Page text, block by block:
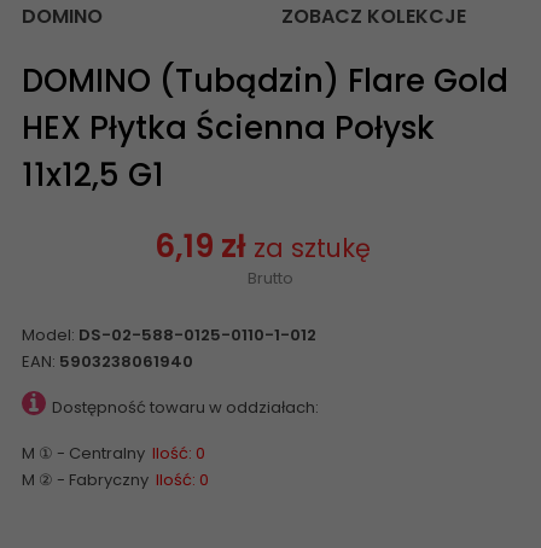
DOMINO ZOBACZ KOLEKCJE
DOMINO (Tubądzin) Flare Gold
HEX Płytka Ścienna Połysk
11x12,5 G1
6,19 zł za sztukę
Brutto
Model: DS-02-588-0125-0110-1-012
EAN: 5903238061940
Dostępność towaru w oddziałach:
M ① - Centralny Ilość: 0
M ② - Fabryczny Ilość: 0